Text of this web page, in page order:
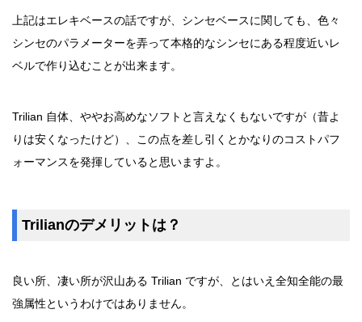
上記はエレキベースの話ですが、シンセベースに関しても、色々
シンセのパラメーターを弄って本格的なシンセにある程度近いレ
ベルで作り込むことが出来ます。
Trilian 自体、ややお高めなソフトと言えなくもないですが（昔よ
りは安くなったけど）、この点を差し引くとかなりのコストパフ
ォーマンスを発揮していると思いますよ。
Trilianのデメリットは？
良い所、凄い所が沢山ある Trilian ですが、とはいえ全知全能の最
強属性というわけではありません。